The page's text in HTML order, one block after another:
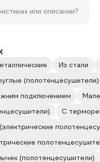
или описании?
Из стали
(полотенцесушители)
подключением
С
(полотенцесушители)